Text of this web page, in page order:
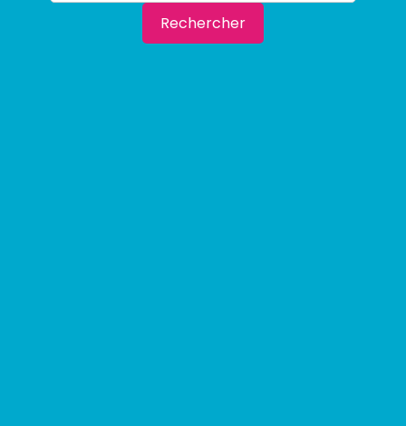
Rechercher